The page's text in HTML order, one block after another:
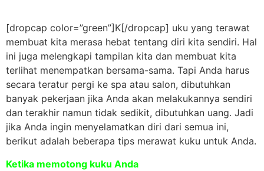
[dropcap color=”green”]K[/dropcap] uku yang terawat
membuat kita merasa hebat tentang diri kita sendiri. Hal
ini juga melengkapi tampilan kita dan membuat kita
terlihat menempatkan bersama-sama. Tapi Anda harus
secara teratur pergi ke spa atau salon, dibutuhkan
banyak pekerjaan jika Anda akan melakukannya sendiri
dan terakhir namun tidak sedikit, dibutuhkan uang. Jadi
jika Anda ingin menyelamatkan diri dari semua ini,
berikut adalah beberapa tips merawat kuku untuk Anda.
Ketika memotong kuku Anda